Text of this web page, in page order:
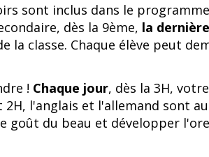
sont inclus dans le
dès la 9ème, la
la classe. Chaque élève peut
! Chaque jour, dès la 3H,
2H, l'anglais et l'allemand sont
goût du beau et développer